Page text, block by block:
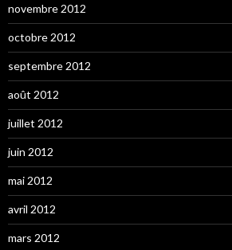
novembre 2012
octobre 2012
septembre 2012
août 2012
juillet 2012
juin 2012
mai 2012
avril 2012
mars 2012